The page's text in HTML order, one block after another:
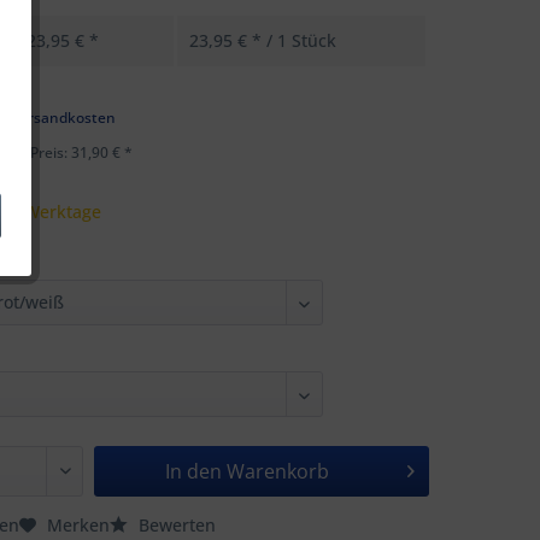
23,95 € * 23,95 € * / 1 Stück
Versandkosten
Preis: 31,90 € *
5 Werktage
In den Warenkorb
Merken Bewerten